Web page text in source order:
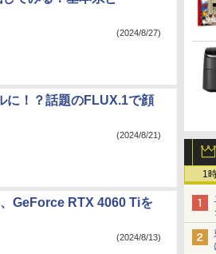
1
(2024/8/27)
に！？話題のFLUX.1で顔
(2024/8/21)
GeForce RTX 4060 Tiを
(2024/8/13)